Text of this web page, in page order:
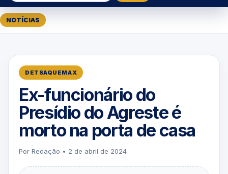
NOTÍCIAS
DETSAQUEMAX
Ex-funcionário do
Presídio do Agreste é
morto na porta de casa
Por Redação • 2 de abril de 2024